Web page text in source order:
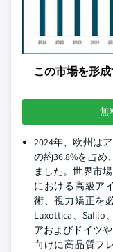
この市場を形
無
2024年、欧州は
の約36.8%を占め
ました。世界市
における高級ア
術、視力矯正を
Luxottica、Safilo
アおよびドイツ
向けに高品質フ